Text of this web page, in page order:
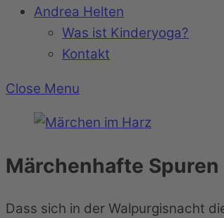
Andrea Helten
Was ist Kinderyoga?
Kontakt
Close Menu
Märchenhafte Spuren
Dass sich in der Walpurgisnacht